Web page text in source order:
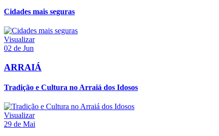
Cidades mais seguras
Visualizar
02 de Jun
ARRAIÁ
Tradição e Cultura no Arraiá dos Idosos
Visualizar
29 de Mai